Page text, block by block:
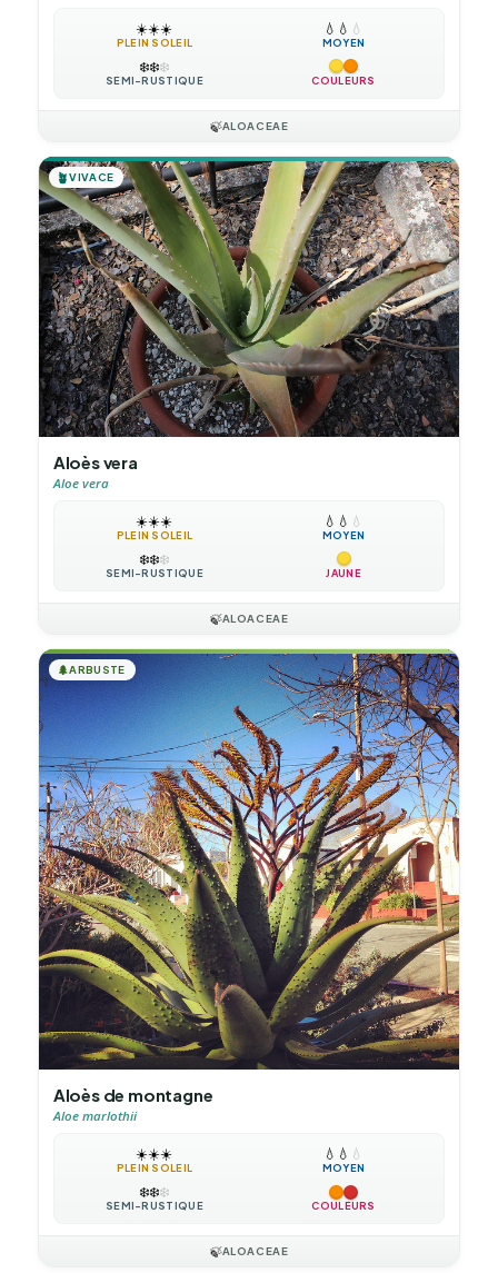
☀️☀️☀️
PLEIN SOLEIL
💧 💧 💧
MOYEN
❄️❄️❄️
SEMI-RUSTIQUE COULEURS
🍃ALOACEAE
🪴VIVACE
Aloès vera
Aloe vera
☀️☀️☀️
PLEIN SOLEIL
💧 💧 💧
MOYEN
❄️❄️❄️
SEMI-RUSTIQUE JAUNE
🍃ALOACEAE
🌲ARBUSTE
Aloès de montagne
Aloe marlothii
☀️☀️☀️
PLEIN SOLEIL
💧 💧 💧
MOYEN
❄️❄️❄️
SEMI-RUSTIQUE COULEURS
🍃ALOACEAE